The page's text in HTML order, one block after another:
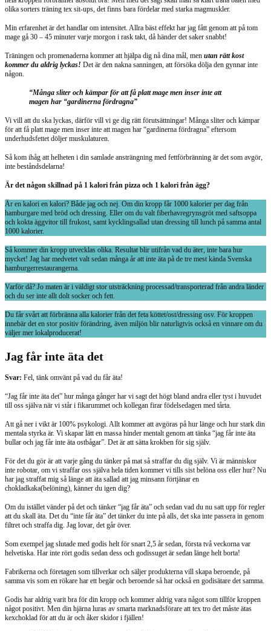
olika sorters träning tex sit-ups, det finns bara fördelar med starka magmuskler.
Min erfarenhet är det handlar om intensitet. Allra bäst effekt har jag fått genom att på tom
mage gå 30 – 45 minuter varje morgon i rask takt, då händer det saker snabbt!
Träningen och promenaderna kommer att hjälpa dig nå dina mål, men utan rätt kost
kommer du aldrig lyckas! Det är den nakna sanningen, att försöka dölja den gynnar inte
någon.
“Många sliter och kämpar för att få platt mage men inser inte att
magen har “gardinerna fördragna”
Vi vill att du ska lyckas, därför vill vi ge dig rätt förutsättningar! Många sliter och kämpar
för att få platt mage men inser inte att magen har “gardinerna fördragna” eftersom
underhudsfettet döljer muskulaturen.
Så kom ihåg att helheten i din samlade ansträngning med fettförbränning är det som avgör,
inte beståndsdelarna!
Är det någon skillnad på 1 kalori från pizza och 1 kalori från ägg?
Är en kalori en kalori? Både jag och nej. Om din kropp får 1000 kalorier per dag från
hamburgare med bröd och dressing. Eller om du valt fiberhavregrynsgröt med saftsoppa
och kokta äggvitor till frukost, samt kycklingsallad utan dressing till lunch på samma antal
1000 kalorier.
Så kommer din kropp utvecklas olika. Resultat blir utifrån vad du äter, inte bara hur
mycket! Jag har medvetet valt sedan många år att inte äta på de tre mest kända Svenska
hamburgerrestaurangerna.
Varför då? Jo maten är i väldigt stor utsträckning processad/transporterad från andra länder
och du ser inte allt dolt socker och fett.
Du får svårt att förbränna alla kalorier från det feta köttet/ost/dressing osv. För kroppen
innebär det en stor positiv förändring, även miljön blir naturligtvis också en vinnare om du
väljer mer lokalproducerat!
Jag får inte äta det
Svar: Fel, tänk omvänt på vad du får äta!
“Jag får inte äta det” hur många gånger har vi sagt det högt bland andra eller tyst i huvudet
till oss själva när vi står i fikarummet och kollegan firar födelsedagen med tårta.
Att gå ner i vikt är 100% psykologi. Allt kommer att avgöras på hur länge och hur stark din
mentala styrka är. Vi skapar lätt en massa hinder mentalt genom att tänka “jag får inte äta
bullar och jag får inte äta ostbågar”. Det är att sätta krokben för sig själv.
För det du gör är att varje gång du tänker på mat så straffar du dig själv. Vi är människor
inte robotar, om vi straffar oss själva hela tiden kommer vi tills sist belöna oss eller hur? Nu
har jag straffat mig så länge att äta sallad att jag minsann förtjänar en
chokladkaka(belöning), känner du igen dig?
Om du istället vänder på det och tänker “jag får äta” och sedan vad du nu satt upp för regler
att du skall äta. Det du “inte får äta” det tänker du inte på alls, det ska inte passera in genom
filtret och straffa dig. Jag lovar, det går över.
Som exempel jag slutade med godis helt för snart 2,5 år sedan, första två veckorna var
helvetiska. Har inte rört godis sedan dess och godissuget är sedan länge helt borta!
Fabrikerna och företagen som tillverkar och säljer produkterna vill skapa beroende, på
samma vis som en rökare har ett begär och beroende så har också en godisätare det samma.
Godis har aldrig varit bra för din kropp och kommer aldrig vara något som tillför kroppen
något positivt. Men din hjärna luras av smarta marknadsförare att tex tro det måste ätas
kexchoklad för att du är och åker skidor i fjällen!